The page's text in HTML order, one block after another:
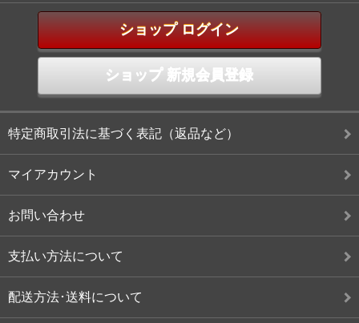
ショップ ログイン
ショップ 新規会員登録
特定商取引法に基づく表記（返品など）
マイアカウント
お問い合わせ
支払い方法について
配送方法･送料について